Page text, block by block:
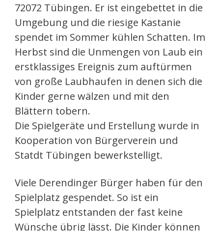
72072 Tübingen. Er ist eingebettet in die
Umgebung und die riesige Kastanie
spendet im Sommer kühlen Schatten. Im
Herbst sind die Unmengen von Laub ein
erstklassiges Ereignis zum auftürmen
von große Laubhaufen in denen sich die
Kinder gerne wälzen und mit den
Blättern tobern.
Die Spielgeräte und Erstellung wurde in
Kooperation von Bürgerverein und
Statdt Tübingen bewerkstelligt.
Viele Derendinger Bürger haben für den
Spielplatz gespendet. So ist ein
Spielplatz entstanden der fast keine
Wünsche übrig lässt. Die Kinder können